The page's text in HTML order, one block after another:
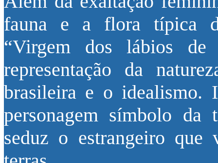
fauna e a flora típica
“Virgem dos lábios de
representação da
brasileira e o idealismo.
personagem símbolo da
seduz o estrangeiro